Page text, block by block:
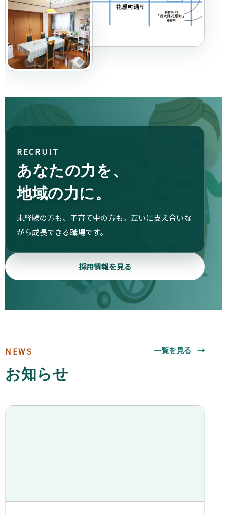
RECRUIT
あなたの力を、
地域の力に。
未経験の方も、子育て中の方も。互いに支え合いな
がら成長できる職場です。
採用情報を見る
NEWS
お知らせ
一覧を見る →